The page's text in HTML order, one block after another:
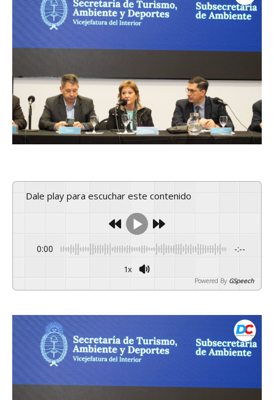
Dale play para escuchar este contenido
0:00 -:--
1x
Powered By GSpeech